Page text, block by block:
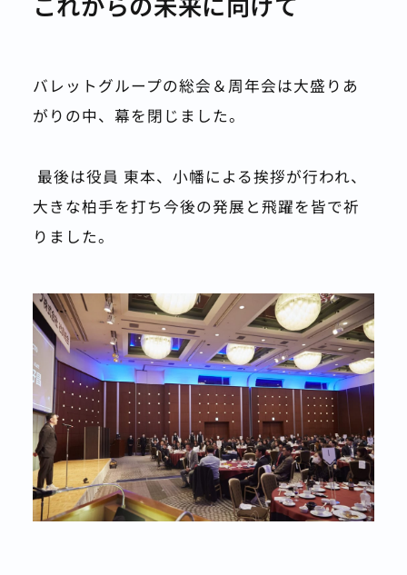
バレットグループの総会＆周年会は大盛りあ
がりの中、幕を閉じました。
最後は役員 東本、小幡による挨拶が行われ、
大きな柏手を打ち今後の発展と飛躍を皆で祈
りました。